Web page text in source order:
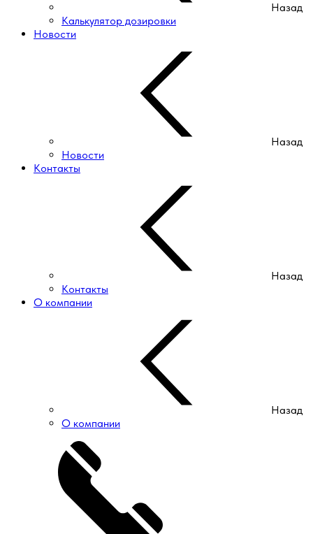
Назад
Калькулятор дозировки
Новости
Назад
Новости
Контакты
Назад
Контакты
О компании
Назад
О компании